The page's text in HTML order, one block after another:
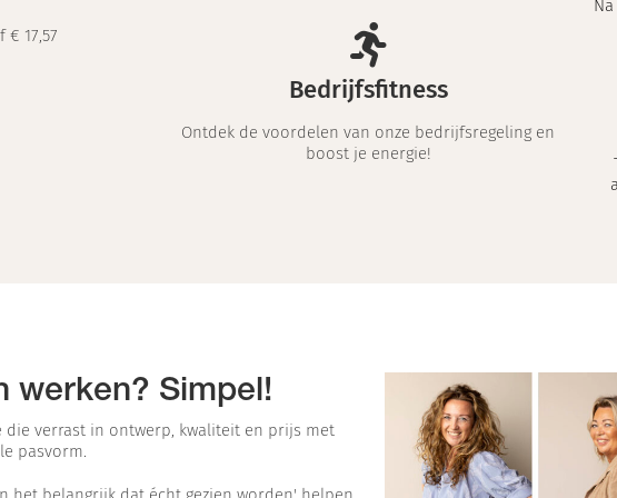
17,57
Bedrijfsfitness
Ontdek de voordelen van onze bedrijfsregeling en
boost je energie!
werken? Simpel!
die verrast in ontwerp, kwaliteit en prijs met
pasvorm.